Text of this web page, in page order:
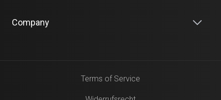
Company
Terms of Service